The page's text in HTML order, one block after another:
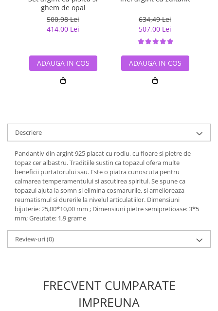
ghem de opal
500,98 Lei
414,00 Lei
ADAUGA IN COS
634,49 Lei
507,00 Lei
ADAUGA IN COS
Descriere
Pandantiv din argint 925 placat cu rodiu, cu floare si pietre de
topaz cer albastru. Traditiile sustin ca topazul ofera multe
beneficii purtatorului sau. Este o piatra cunoscuta pentru
calmarea temperamentului si ascutirea spiritul. Se spune ca
topazul ajuta la somn si elimina cosmarurile, si amelioreaza
reumatismul si durerile la nivelul articulatiilor. Dimensiuni
bijuterie: 25,00*10,00 mm ; Dimensiuni pietre semipretioase: 3*5
mm; Greutate: 1,9 grame
Review-uri(0)
FRECVENT CUMPARATE
IMPREUNA